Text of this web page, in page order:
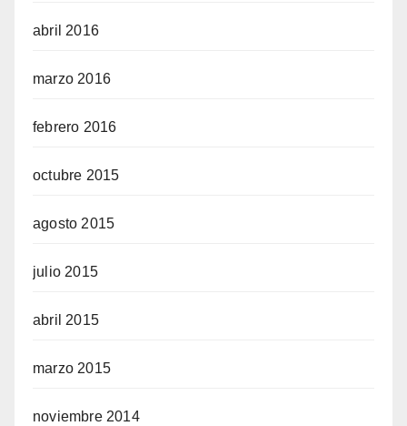
abril 2016
marzo 2016
febrero 2016
octubre 2015
agosto 2015
julio 2015
abril 2015
marzo 2015
noviembre 2014